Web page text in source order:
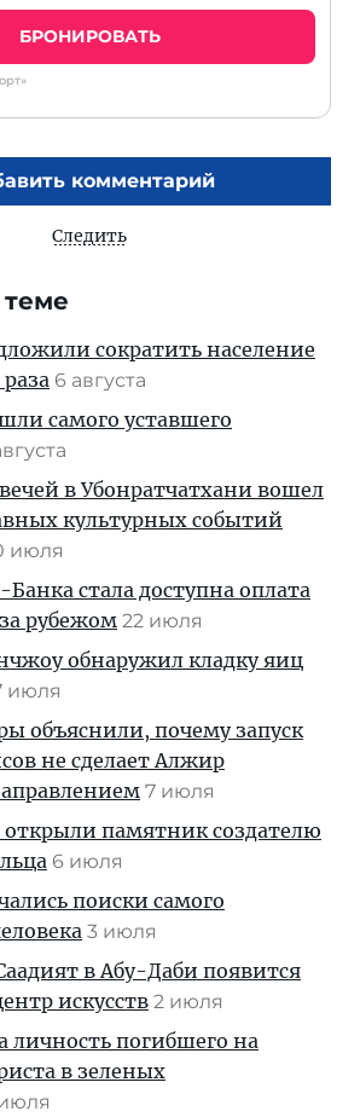
БРОНИРОВАТЬ
комментарий
Следить
сократить население
6 августа
самого уставшего
в Убонратчатхани вошел
культурных событий
июля
стала доступна оплата
рубежом 22 июля
обнаружил кладку яиц
июля
объяснили, почему запуск
не сделает Алжир
7 июля
открыли памятник создателю
6 июля
поиски самого
3 июля
в Абу-Даби появится
искусств 2 июля
личность погибшего на
в зеленых